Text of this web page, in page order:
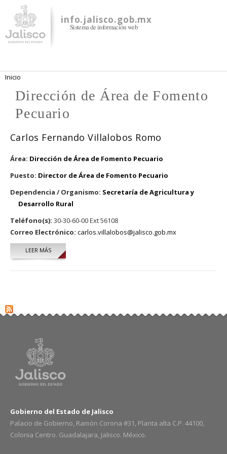
contenido
principal
info.jalisco.gob.mx
Sistema de información web
Se encuentra usted aquí
Inicio
Dirección de Área de Fomento
Pecuario
Carlos Fernando Villalobos Romo
Área: Dirección de Área de Fomento Pecuario
Puesto: Director de Área de Fomento Pecuario
Dependencia / Organismo: Secretaría de Agricultura y
Desarrollo Rural
Teléfono(s): 30-30-60-00 Ext 56108
Correo Electrónico: carlos.villalobos@jalisco.gob.mx
LEER MÁSSOBRE CARLOS FERNANDO VILLALOBOS ROMO
Gobierno del Estado de Jalisco
Palacio de Gobierno, Ramón Corona #31, Planta alta C.P. 44100,
Colonia Centro. Guadalajara, Jalisco. México.